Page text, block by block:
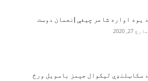
د یوه اواره شاعر چیغې |نعمان دوست
مارچ 27, 2020
د سکاټلنډي لیکوال جېمز باسویل ورځ